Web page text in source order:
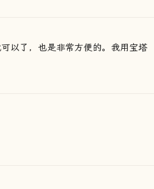
以了，也是非常方便的。我用宝塔